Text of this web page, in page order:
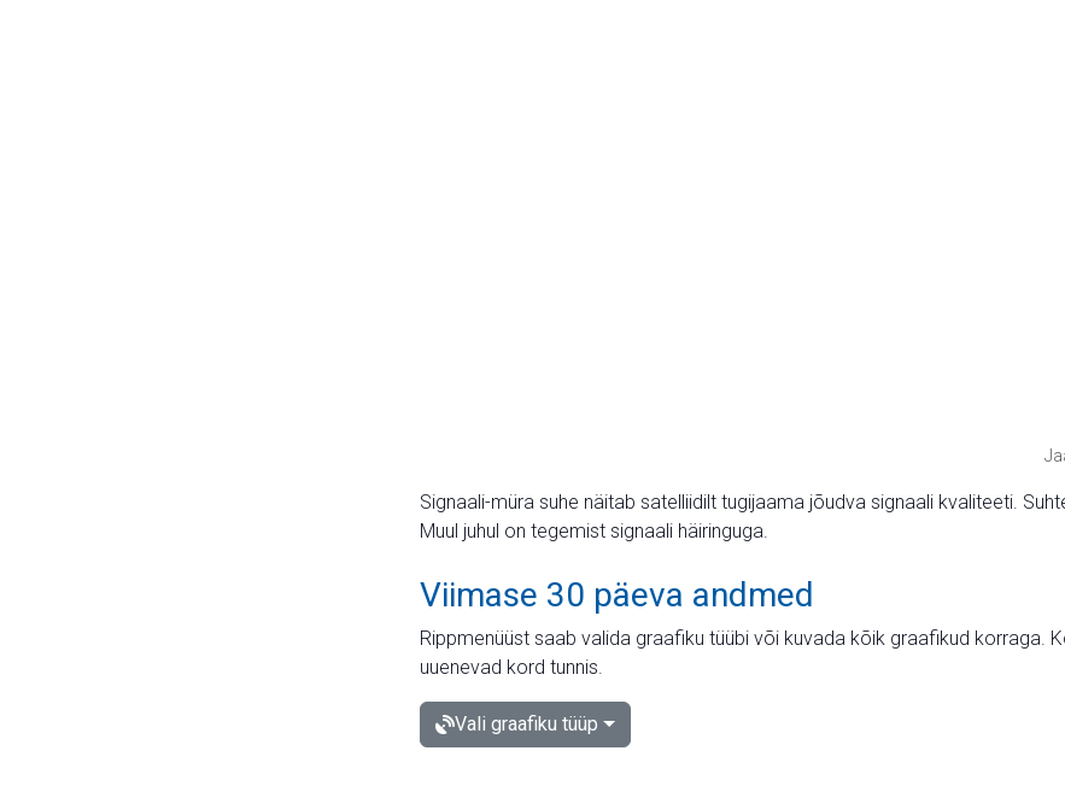
Signaali-müra suhe näitab satelliidilt tugijaama jõudva signaali kvaliteeti.
Muul juhul on tegemist signaali häiringuga.
Viimase 30 päeva andmed
Rippmenüüst saab valida graafiku tüübi või kuvada kõik graafikud korraga.
uuenevad kord tunnis.
Vali graafiku tüüp